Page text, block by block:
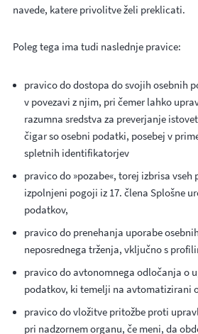
navede, katere privolitve želi preklicati.
Poleg tega ima tudi naslednje pravice:
pravico do dostopa do svojih osebnih
v povezavi z njim, pri čemer lahko
razumna sredstva za preverjanje
čigar so osebni podatki, posebej v
spletnih identifikatorjev
pravico do »pozabe«, torej izbrisa vseh
izpolnjeni pogoji iz 17. člena Splošne
podatkov,
pravico do prenehanja uporabe
neposrednega trženja, vključno s
pravico do avtonomnega odločanja o
podatkov, ki temelji na avtomatizirani
pravico do vložitve pritožbe proti
pri nadzornem organu, če meni, da